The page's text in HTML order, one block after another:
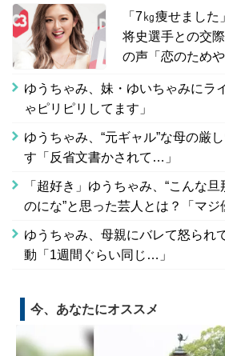
「7㎏痩せまし
将史選手との交
の声「恋のため
ゆうちゃみ、妹・ゆいちゃみにラ
ゃピリピリしてます」
ゆうちゃみ、“元ギャル”な母の厳
す「反省文書かされて…」
「超好き」ゆうちゃみ、“こんな
のにな”と思った芸人とは？「マジ
ゆうちゃみ、母親にバレて怒られ
動「1週間ぐらい同じ…」
今、あなたにオススメ